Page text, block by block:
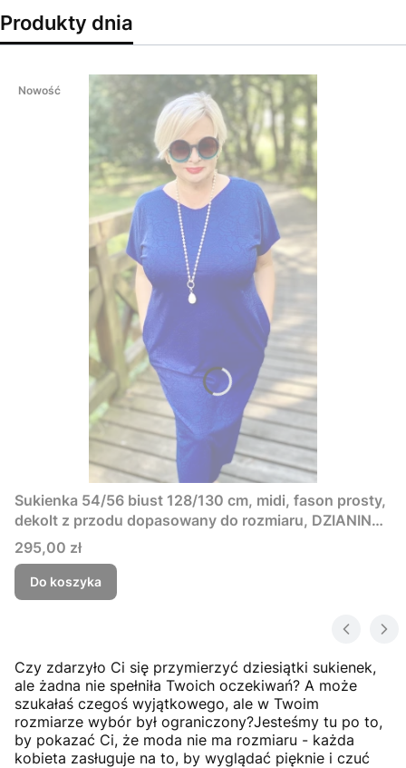
Produkty dnia
Nowość
Sukienka 54/56 biust 128/130 cm, midi, fason prosty,
dekolt z przodu dopasowany do rozmiaru, DZIANINA
ŻAKARDOWA PREMIUM, GRANATOWA, TŁOCZONE
KWIAT
Cena
295,00 zł
Do koszyka
Czy zdarzyło Ci się przymierzyć dziesiątki sukienek,
ale żadna nie spełniła Twoich oczekiwań? A może
szukałaś czegoś wyjątkowego, ale w Twoim
rozmiarze wybór był ograniczony?Jesteśmy tu po to,
by pokazać Ci, że moda nie ma rozmiaru - każda
kobieta zasługuje na to, by wyglądać pięknie i czuć